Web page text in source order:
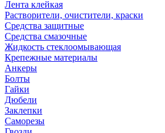
Лента клейкая
Растворители, очистители, краски
Средства защитные
Средства смазочные
Жидкость стеклоомывающая
Крепежные материалы
Анкеры
Болты
Гайки
Дюбели
Заклепки
Саморезы